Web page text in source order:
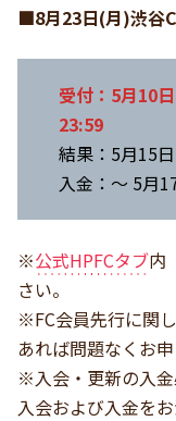
■8月23日(月)渋谷
受付：5月10
23:59
結果：5月15
入金：～ 5月
※公式HPFCタブ内
さい。
※FC会員先行に関
あれば問題なくお
※入会・更新の入金
入会および入金を